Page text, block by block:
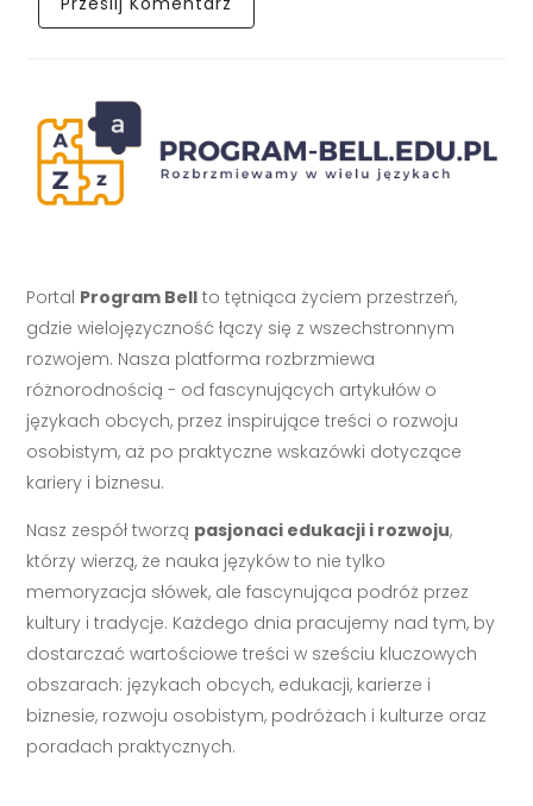
Portal Program Bell to tętniąca życiem przestrzeń,
gdzie wielojęzyczność łączy się z wszechstronnym
rozwojem. Nasza platforma rozbrzmiewa
różnorodnością - od fascynujących artykułów o
językach obcych, przez inspirujące treści o rozwoju
osobistym, aż po praktyczne wskazówki dotyczące
kariery i biznesu.
Nasz zespół tworzą pasjonaci edukacji i rozwoju,
którzy wierzą, że nauka języków to nie tylko
memoryzacja słówek, ale fascynująca podróż przez
kultury i tradycje. Każdego dnia pracujemy nad tym, by
dostarczać wartościowe treści w sześciu kluczowych
obszarach: językach obcych, edukacji, karierze i
biznesie, rozwoju osobistym, podróżach i kulturze oraz
poradach praktycznych.